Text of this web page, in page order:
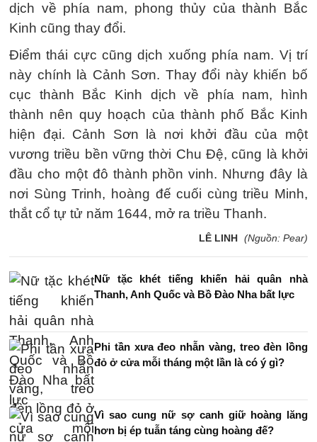
dịch về phía nam, phong thủy của thành Bắc
Kinh cũng thay đổi.
Điểm thái cực cũng dịch xuống phía nam. Vị trí
này chính là Cảnh Sơn. Thay đổi này khiến bố
cục thành Bắc Kinh dịch về phía nam, hình
thành nên quy hoạch của thành phố Bắc Kinh
hiện đại. Cảnh Sơn là nơi khởi đầu của một
vương triều bền vững thời Chu Đệ, cũng là khởi
đầu cho một đô thành phồn vinh. Nhưng đây là
nơi Sùng Trinh, hoàng đế cuối cùng triều Minh,
thắt cổ tự tử năm 1644, mở ra triều Thanh.
LÊ LINH (Nguồn: Pear)
Nữ tặc khét tiếng khiến hải quân nhà
Thanh, Anh Quốc và Bồ Đào Nha bất lực
Phi tần xưa đeo nhẫn vàng, treo đèn lồng
đỏ ở cửa mỗi tháng một lần là có ý gì?
Vì sao cung nữ sợ canh giữ hoàng lăng
hơn bị ép tuẫn táng cùng hoàng đế?